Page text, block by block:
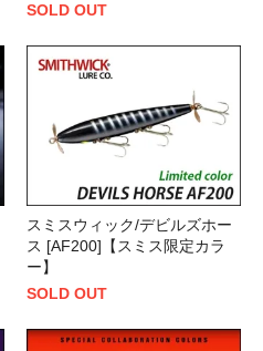
SOLD OUT
スミスウィック/デビルズホー
ス [AF200]【スミス限定カラ
ー】
SOLD OUT